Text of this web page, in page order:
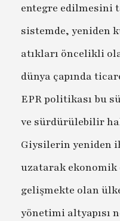
entegre edilmesini
sistemde, yeniden
atıkları öncelikli
dünya çapında
EPR politikası bu
ve sürdürülebilir
Giysilerin yeniden
uzatarak ekonomik
gelişmekte olan
yönetimi altyapısı